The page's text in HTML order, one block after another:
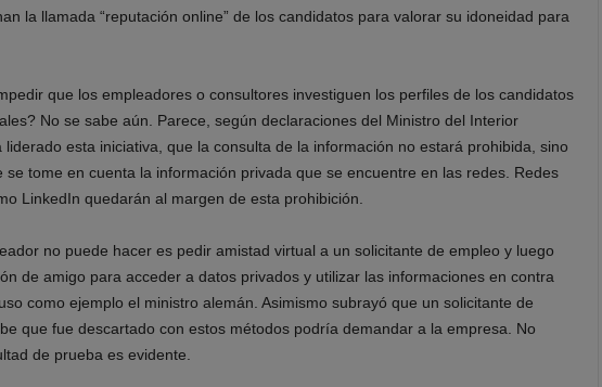
la llamada “reputación online” de los candidatos para valorar su idoneidad para
que los empleadores o consultores investiguen los perfiles de los candidatos
No se sabe aún. Parece, según declaraciones del Ministro del Interior
liderado esta iniciativa, que la consulta de la información no estará prohibida, sino
se tome en cuenta la información privada que se encuentre en las redes. Redes
LinkedIn quedarán al margen de esta prohibición.
no puede hacer es pedir amistad virtual a un solicitante de empleo y luego
de amigo para acceder a datos privados y utilizar las informaciones en contra
como ejemplo el ministro alemán. Asimismo subrayó que un solicitante de
que fue descartado con estos métodos podría demandar a la empresa. No
de prueba es evidente.